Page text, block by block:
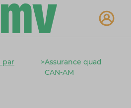
par
>Assurance quad
CAN-AM